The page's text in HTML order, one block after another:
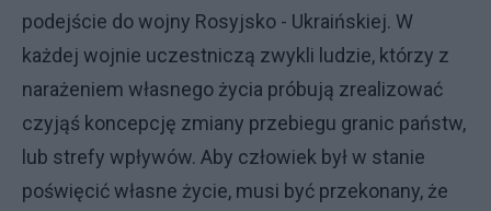
podejście do wojny Rosyjsko - Ukraińskiej. W
każdej wojnie uczestniczą zwykli ludzie, którzy z
narażeniem własnego życia próbują zrealizować
czyjąś koncepcję zmiany przebiegu granic państw,
lub strefy wpływów. Aby człowiek był w stanie
poświęcić własne życie, musi być przekonany, że